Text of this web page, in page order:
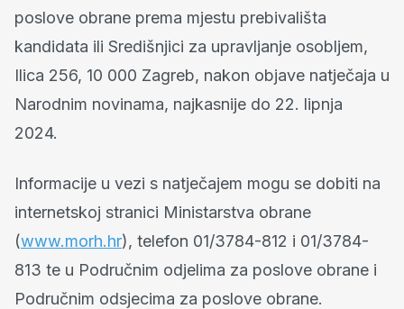
poslove obrane prema mjestu prebivališta
kandidata ili Središnjici za upravljanje osobljem,
Ilica 256, 10 000 Zagreb, nakon objave natječaja u
Narodnim novinama, najkasnije do 22. lipnja
2024.
Informacije u vezi s natječajem mogu se dobiti na
internetskoj stranici Ministarstva obrane
(www.morh.hr), telefon 01/3784-812 i 01/3784-
813 te u Područnim odjelima za poslove obrane i
Područnim odsjecima za poslove obrane.